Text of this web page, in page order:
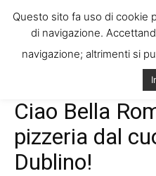
Ciao Bella
pizzeria dal
Dublino!
Questo sito fa uso di cookie
di navigazione.
navigazione; altrimenti si